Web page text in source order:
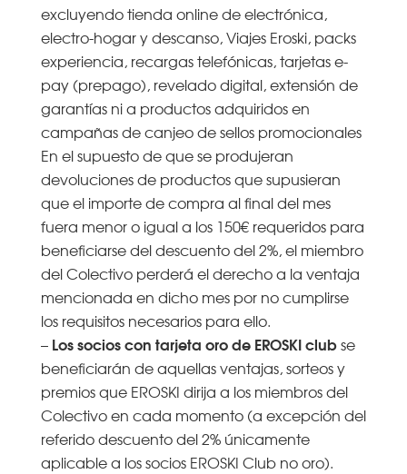
excluyendo tienda online de electrónica,
electro-hogar y descanso, Viajes Eroski, packs
experiencia, recargas telefónicas, tarjetas e-
pay (prepago), revelado digital, extensión de
garantías ni a productos adquiridos en
campañas de canjeo de sellos promocionales
En el supuesto de que se produjeran
devoluciones de productos que supusieran
que el importe de compra al final del mes
fuera menor o igual a los 150€ requeridos para
beneficiarse del descuento del 2%, el miembro
del Colectivo perderá el derecho a la ventaja
mencionada en dicho mes por no cumplirse
los requisitos necesarios para ello.
– Los socios con tarjeta oro de EROSKI clubse
beneficiarán de aquellas ventajas, sorteos y
premios que EROSKI dirija a los miembros del
Colectivo en cada momento (a excepción del
referido descuento del 2% únicamente
aplicable a los socios EROSKI Club no oro).